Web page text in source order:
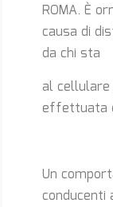
ROMA. È
causa di
da chi sta
al cellulare
effettuata
Un
conducenti